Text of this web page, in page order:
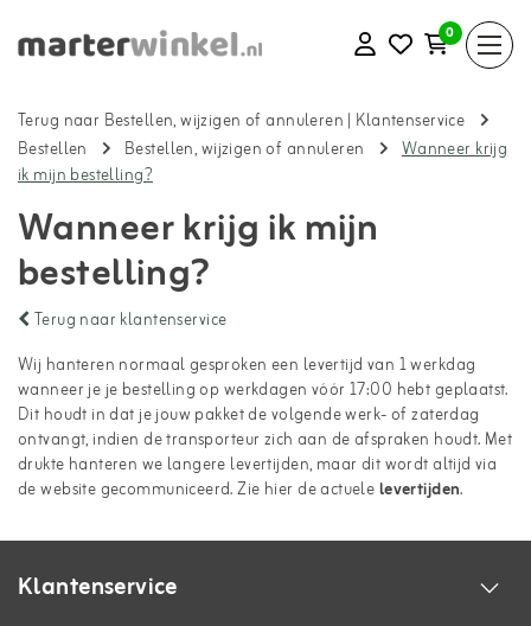
0
Terug naar Bestellen, wijzigen of annuleren | Klantenservice
Bestellen
Bestellen, wijzigen of annuleren
Wanneer krijg
ik mijn bestelling?
Wanneer krijg ik mijn
bestelling?
Terug naar klantenservice
Wij hanteren normaal gesproken een levertijd van 1 werkdag
wanneer je je bestelling op werkdagen vóór 17:00 hebt geplaatst.
Dit houdt in dat je jouw pakket de volgende werk- of zaterdag
ontvangt, indien de transporteur zich aan de afspraken houdt. Met
drukte hanteren we langere levertijden, maar dit wordt altijd via
de website gecommuniceerd. Zie hier de actuelelevertijden.
Klantenservice